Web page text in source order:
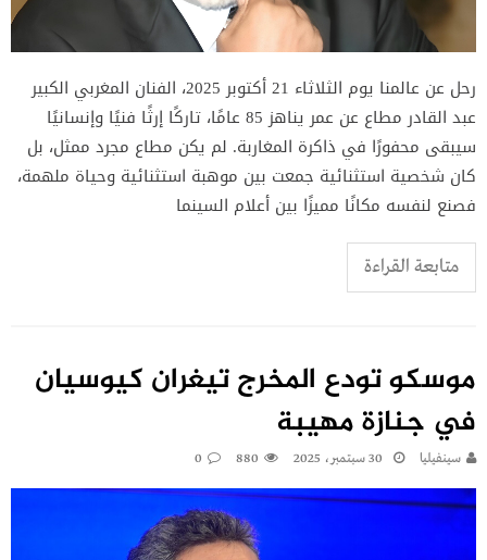
رحل عن عالمنا يوم الثلاثاء 21 أكتوبر 2025، الفنان المغربي الكبير
عبد القادر مطاع عن عمر يناهز 85 عامًا، تاركًا إرثًا فنيًا وإنسانيًا
سيبقى محفورًا في ذاكرة المغاربة. لم يكن مطاع مجرد ممثل، بل
كان شخصية استثنائية جمعت بين موهبة استثنائية وحياة ملهمة،
فصنع لنفسه مكانًا مميزًا بين أعلام السينما
متابعة القراءة
موسكو تودع المخرج تيغران كيوسيان
في جنازة مهيبة
سينفيليا 30 سبتمبر، 2025 880
0